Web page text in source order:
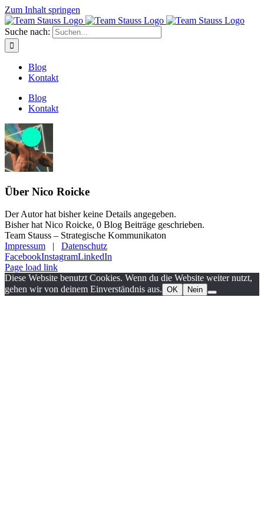
Zum Inhalt springen
Suche nach:
Blog
Kontakt
Blog
Kontakt
Über Nico Roicke
Der Autor hat bisher keine Details angegeben.
Bisher hat Nico Roicke, 0 Blog Beiträge geschrieben.
Team Stauss – Strategische Kommunikaton
Impressum | Datenschutz
FacebookInstagramLinkedIn
Page load link
Diese Website benutzt Cookies. Wenn du die Website weiter nutzt,
gehen wir von deinem Einverständnis aus. OK Nein